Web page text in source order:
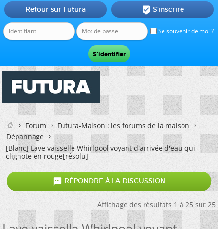
Se souvenir de moi ?
Retour sur Futura  S'inscrire
Forum
Futura-Maison : les forums de la maison
Dépannage
[Blanc]Lave vaisselle Whirlpool voyant d'arrivée d'eau qui
clignote en rouge[résolu]
 RÉPONDRE À LA DISCUSSION
Affichage des résultats 1 à 25 sur 25